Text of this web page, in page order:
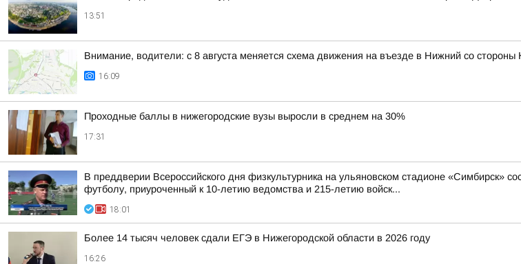
13:51
Внимание, водители: с 8 августа меняется схема движения на въезде в Нижний со стороны
16:09
Проходные баллы в нижегородские вузы выросли в среднем на 30%
17:31
В преддверии Всероссийского дня физкультурника на ульяновском стадионе «Симбирск»
футболу, приуроченный к 10-летию ведомства и 215-летию войск...
18:01
Более 14 тысяч человек сдали ЕГЭ в Нижегородской области в 2026 году
16:26